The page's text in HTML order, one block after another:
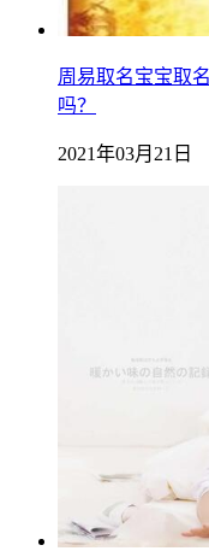
周易取名宝宝取
吗？
2021年03月21日